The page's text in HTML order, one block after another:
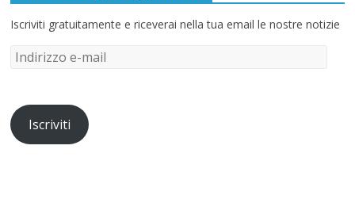
Iscriviti gratuitamente e riceverai nella tua email le nostre notizie
Iscriviti